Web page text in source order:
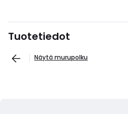
Tuotetiedot
Näytä murupolku